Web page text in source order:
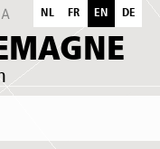
NL FR EN DE